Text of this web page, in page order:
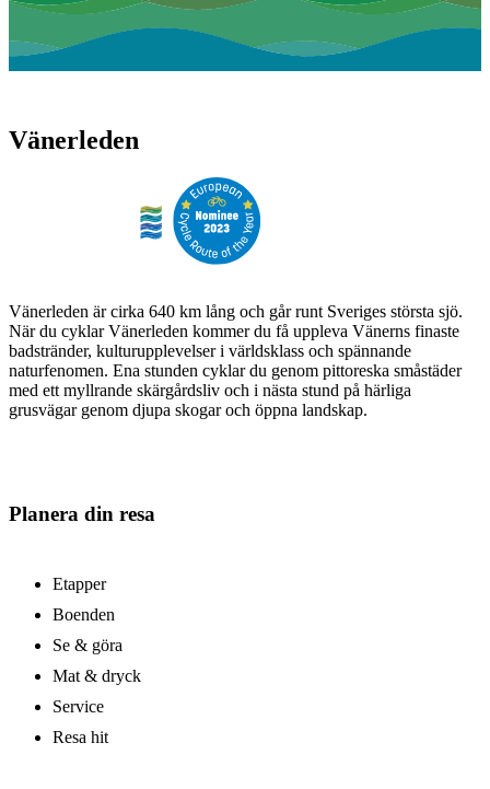
Vänerleden
Vänerleden är cirka 640 km lång och går runt Sveriges största sjö.
När du cyklar Vänerleden kommer du få uppleva Vänerns finaste
badstränder, kulturupplevelser i världsklass och spännande
naturfenomen. Ena stunden cyklar du genom pittoreska småstäder
med ett myllrande skärgårdsliv och i nästa stund på härliga
grusvägar genom djupa skogar och öppna landskap.
Planera din resa
Etapper
Boenden
Se & göra
Mat & dryck
Service
Resa hit